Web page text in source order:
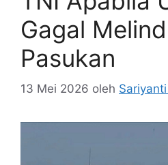
Gagal
Pasukan
13 Mei 2026 oleh